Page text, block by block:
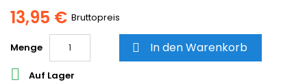
13,95 € Bruttopreis
Menge  In den Warenkorb
 Auf Lager